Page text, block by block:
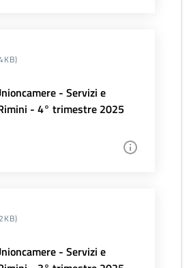
- Servizi e
- 4° trimestre 2025
- Servizi e